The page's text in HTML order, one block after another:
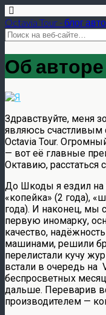
Octavia Tour - блог
Об авторе
Здравствуйте, меня
являюсь счастливым
Octavia Tour.
— вот её главные
Октавию,
До Шкоды я ездил на
«копейка» (2 года),
года). И наконец, мы
первую иномарку,
качество,
машинами, решили
перелистали кучу
встали в очередь на
беспросветных
дальше. Переварив
производителем —